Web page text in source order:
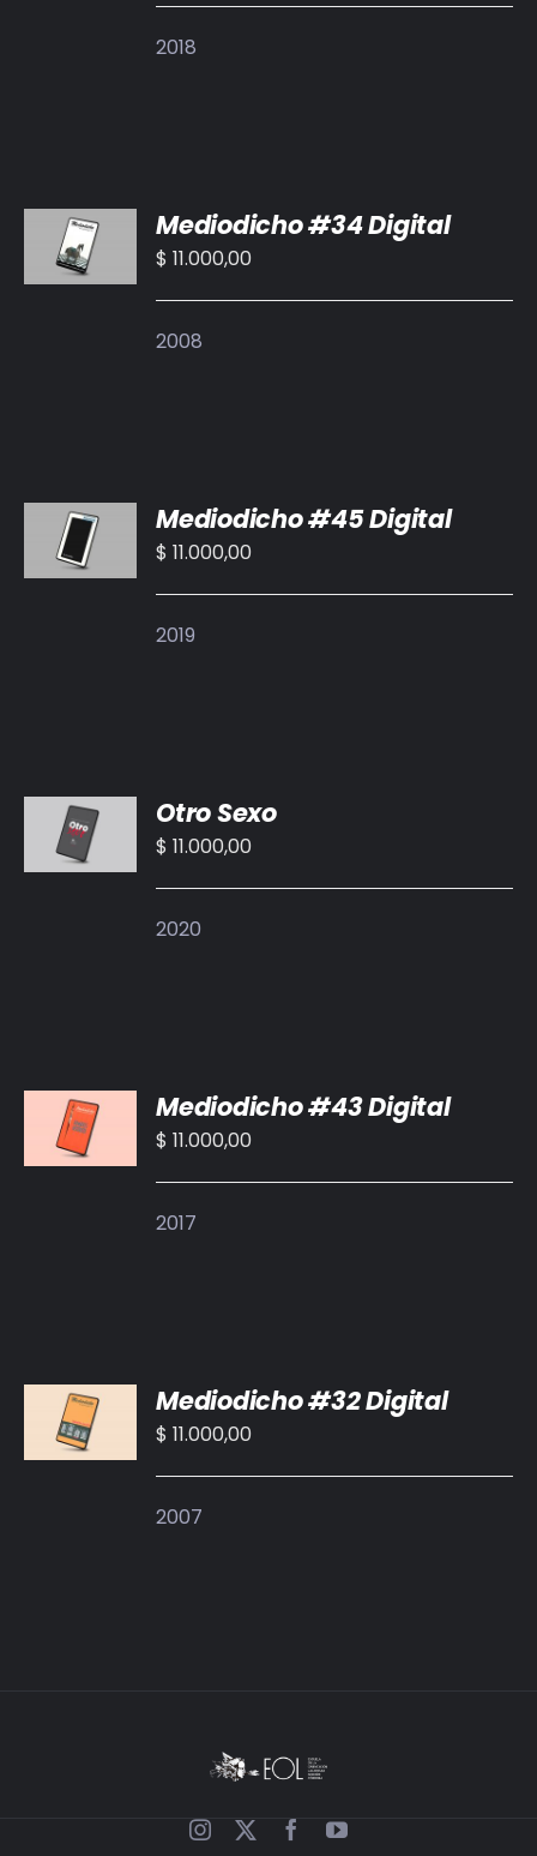
2018
AL
CARRITO
/
Mediodicho #34 Digital
$ 11.000,00
2008
AL
CARRITO
/
Mediodicho #45 Digital
$ 11.000,00
2019
AL
CARRITO
/
Otro Sexo
$ 11.000,00
2020
AL
CARRITO
/
Mediodicho #43 Digital
$ 11.000,00
2017
AL
CARRITO
/
Mediodicho #32 Digital
$ 11.000,00
2007